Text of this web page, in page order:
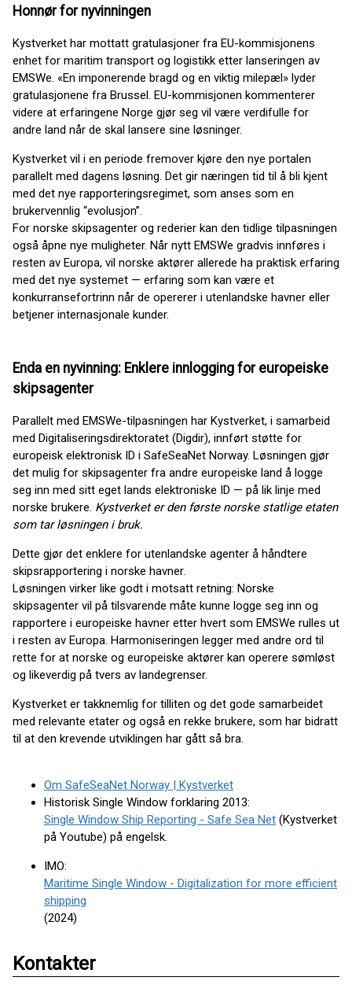
Honnør for nyvinningen
Kystverket har mottatt gratulasjoner fra EU-kommisjonens
enhet for maritim transport og logistikk etter lanseringen av
EMSWe. «En imponerende bragd og en viktig milepæl» lyder
gratulasjonene fra Brussel. EU-kommisjonen kommenterer
videre at erfaringene Norge gjør seg vil være verdifulle for
andre land når de skal lansere sine løsninger.
Kystverket vil i en periode fremover kjøre den nye portalen
parallelt med dagens løsning. Det gir næringen tid til å bli kjent
med det nye rapporteringsregimet, som anses som en
brukervennlig “evolusjon”.
For norske skipsagenter og rederier kan den tidlige tilpasningen
også åpne nye muligheter. Når nytt EMSWe gradvis innføres i
resten av Europa, vil norske aktører allerede ha praktisk erfaring
med det nye systemet — erfaring som kan være et
konkurransefortrinn når de opererer i utenlandske havner eller
betjener internasjonale kunder.
Enda en nyvinning: Enklere innlogging for europeiske
skipsagenter
Parallelt med EMSWe-tilpasningen har Kystverket, i samarbeid
med Digitaliseringsdirektoratet (Digdir), innført støtte for
europeisk elektronisk ID i SafeSeaNet Norway. Løsningen gjør
det mulig for skipsagenter fra andre europeiske land å logge
seg inn med sitt eget lands elektroniske ID — på lik linje med
norske brukere. Kystverket er den første norske statlige etaten
som tar løsningen i bruk.
Dette gjør det enklere for utenlandske agenter å håndtere
skipsrapportering i norske havner.
Løsningen virker like godt i motsatt retning: Norske
skipsagenter vil på tilsvarende måte kunne logge seg inn og
rapportere i europeiske havner etter hvert som EMSWe rulles ut
i resten av Europa. Harmoniseringen legger med andre ord til
rette for at norske og europeiske aktører kan operere sømløst
og likeverdig på tvers av landegrenser.
Kystverket er takknemlig for tilliten og det gode samarbeidet
med relevante etater og også en rekke brukere, som har bidratt
til at den krevende utviklingen har gått så bra.
Om SafeSeaNet Norway | Kystverket
Historisk Single Window forklaring 2013:
Single Window Ship Reporting - Safe Sea Net (Kystverket
på Youtube) på engelsk.
IMO:
Maritime Single Window - Digitalization for more efficient
shipping
(2024)
Kontakter